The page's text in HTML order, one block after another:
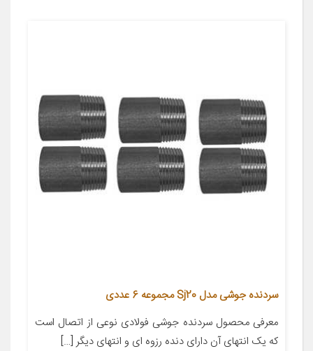
سردنده جوشی مدل Sj20 مجموعه 6 عددی
معرفی محصول سردنده جوشی فولادی نوعی از اتصال است
که یک انتهای آن دارای دنده رزوه ای و انتهای دیگر […]